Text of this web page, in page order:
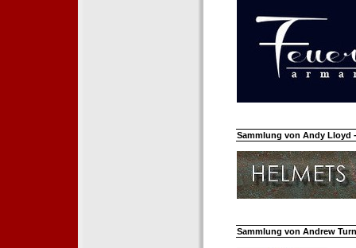
Sammlung von Andy Lloyd
Sammlung von Andrew